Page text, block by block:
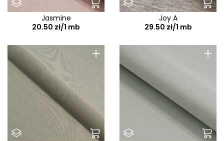
Jasmine
20.50 zł/1 mb
Joy A
29.50 zł/1 mb
+ +